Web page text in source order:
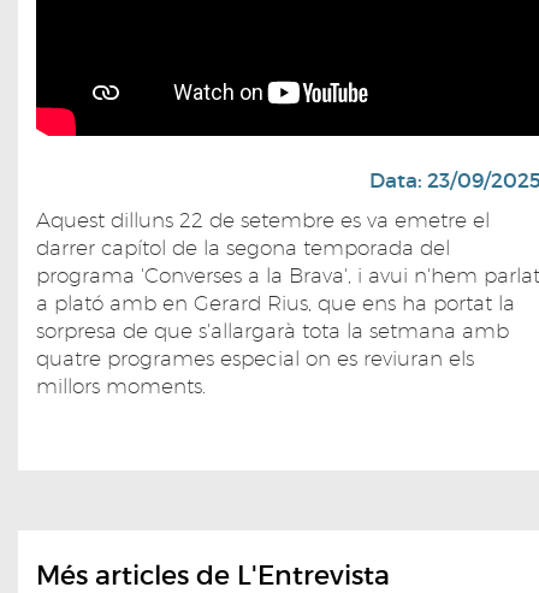
Data: 23/09/
Aquest dilluns 22 de setembre es va emetre el
darrer capítol de la segona temporada del
programa 'Converses a la Brava', i avui n'hem parlat
a plató amb en Gerard Rius, que ens ha portat la
sorpresa de que s'allargarà tota la setmana amb
quatre programes especial on es reviuran els
millors moments.
Més articles de L'Entrevista